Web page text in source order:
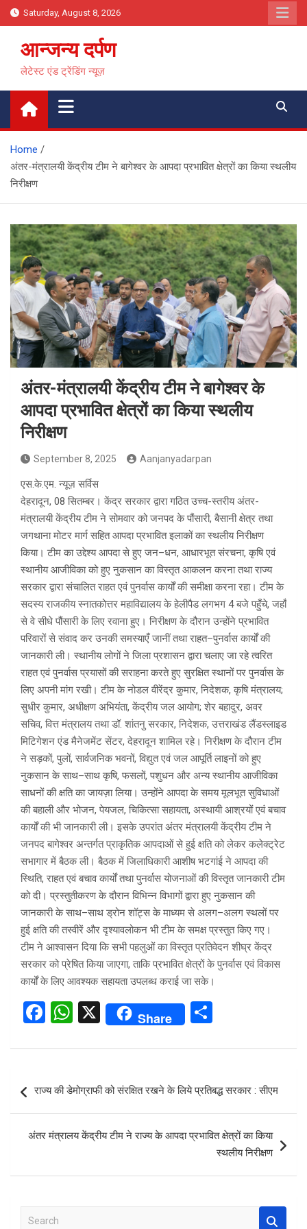
Skip
to
content
Saturday, August 8, 2026
आन्जन्य दर्पण
लेटेस्ट एंड ट्रेंडिंग न्यूज़
Home
अंतर-मंत्रालयी केंद्रीय टीम ने बागेश्वर के आपदा प्रभावित क्षेत्रों का किया स्थलीय
निरीक्षण
अंतर-मंत्रालयी केंद्रीय टीम ने बागेश्वर के
आपदा प्रभावित क्षेत्रों का किया स्थलीय
निरीक्षण
September 8, 2025 Aanjanyadarpan
एस.के.एम. न्यूज़ सर्विस
देहरादून, 08 सितम्बर। केंद्र सरकार द्वारा गठित उच्च-स्तरीय अंतर-
मंत्रालयी केंद्रीय टीम ने सोमवार को जनपद के पौंसारी, बैसानी क्षेत्र तथा
जगथाना मोटर मार्ग सहित आपदा प्रभावित इलाकों का स्थलीय निरीक्षण
किया। टीम का उद्देश्य आपदा से हुए जन–धन, आधारभूत संरचना, कृषि एवं
स्थानीय आजीविका को हुए नुकसान का विस्तृत आकलन करना तथा राज्य
सरकार द्वारा संचालित राहत एवं पुनर्वास कार्यों की समीक्षा करना रहा। टीम के
सदस्य राजकीय स्नातकोत्तर महाविद्यालय के हेलीपैड लगभग 4 बजे पहुँचे, जहाँ
से वे सीधे पौंसारी के लिए रवाना हुए। निरीक्षण के दौरान उन्होंने प्रभावित
परिवारों से संवाद कर उनकी समस्याएँ जानीं तथा राहत–पुनर्वास कार्यों की
जानकारी ली। स्थानीय लोगों ने जिला प्रशासन द्वारा चलाए जा रहे त्वरित
राहत एवं पुनर्वास प्रयासों की सराहना करते हुए सुरक्षित स्थानों पर पुनर्वास के
लिए अपनी मांग रखी। टीम के नोडल वीरेंद्र कुमार, निदेशक, कृषि मंत्रालय;
सुधीर कुमार, अधीक्षण अभियंता, केंद्रीय जल आयोग; शेर बहादुर, अवर
सचिव, वित्त मंत्रालय तथा डॉ. शांतनु सरकार, निदेशक, उत्तराखंड लैंडस्लाइड
मिटिगेशन एंड मैनेजमेंट सेंटर, देहरादून शामिल रहे। निरीक्षण के दौरान टीम
ने सड़कों, पुलों, सार्वजनिक भवनों, विद्युत एवं जल आपूर्ति लाइनों को हुए
नुकसान के साथ–साथ कृषि, फसलों, पशुधन और अन्य स्थानीय आजीविका
साधनों की क्षति का जायज़ा लिया। उन्होंने आपदा के समय मूलभूत सुविधाओं
की बहाली और भोजन, पेयजल, चिकित्सा सहायता, अस्थायी आश्रयों एवं बचाव
कार्यों की भी जानकारी ली। इसके उपरांत अंतर मंत्रालयी केंद्रीय टीम ने
जनपद बागेश्वर अन्तर्गत प्राकृतिक आपदाओं से हुई क्षति को लेकर कलेक्ट्रेट
सभागार में बैठक ली। बैठक में जिलाधिकारी आशीष भटगांई ने आपदा की
स्थिति, राहत एवं बचाव कार्यों तथा पुनर्वास योजनाओं की विस्तृत जानकारी टीम
को दी। प्रस्तुतीकरण के दौरान विभिन्न विभागों द्वारा हुए नुकसान की
जानकारी के साथ–साथ ड्रोन शॉट्स के माध्यम से अलग–अलग स्थलों पर
हुई क्षति की तस्वीरें और दृश्यावलोकन भी टीम के समक्ष प्रस्तुत किए गए।
टीम ने आश्वासन दिया कि सभी पहलुओं का विस्तृत प्रतिवेदन शीघ्र केंद्र
सरकार को प्रेषित किया जाएगा, ताकि प्रभावित क्षेत्रों के पुनर्वास एवं विकास
कार्यों के लिए आवश्यक सहायता उपलब्ध कराई जा सके।
F
ce
o
o
k
W
at
s
A
p
p
X Share
ar
navigation
राज्य की डेमोग्राफी को संरक्षित रखने के लिये प्रतिबद्ध सरकार : सीएम
अंतर मंत्रालय केंद्रीय टीम ने राज्य के आपदा प्रभावित क्षेत्रों का किया
स्थलीय निरीक्षण